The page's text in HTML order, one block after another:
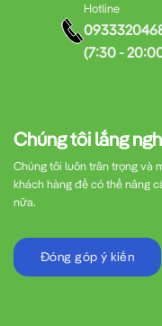
Chúng tôi lắng
Chúng tôi luôn trân trọng và
khách hàng để có thể nâng
nữa.
Đóng góp ý kiến
Hotline
(7:30 -